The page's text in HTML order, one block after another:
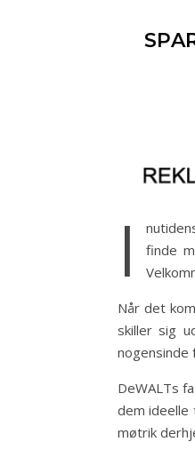
I
finde
Når det
skiller sig
nogensinde
DeWALTs
dem ideelle
møtrik